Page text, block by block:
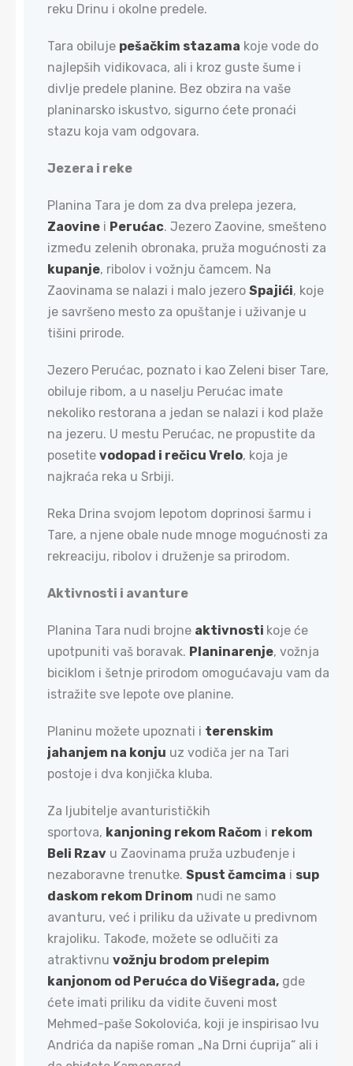
reku Drinu i okolne predele.
Tara obiluje pešačkim stazama koje vode do
najlepših vidikovaca, ali i kroz guste šume i
divlje predele planine. Bez obzira na vaše
planinarsko iskustvo, sigurno ćete pronaći
stazu koja vam odgovara.
Jezera i reke​
Planina Tara je dom za dva prelepa jezera,
Zaovine i Perućac. Jezero Zaovine, smešteno
između zelenih obronaka, pruža mogućnosti za
kupanje, ribolov i vožnju čamcem. Na
Zaovinama se nalazi i malo jezero Spajići, koje
je savršeno mesto za opuštanje i uživanje u
tišini prirode.
Jezero Perućac, poznato i kao Zeleni biser Tare,
obiluje ribom, a u naselju Perućac imate
nekoliko restorana a jedan se nalazi i kod plaže
na jezeru. U mestu Perućac, ne propustite da
posetite vodopad i rečicu Vrelo, koja je
najkraća reka u Srbiji.
Reka Drina svojom lepotom doprinosi šarmu i
Tare, a njene obale nude mnoge mogućnosti za
rekreaciju, ribolov i druženje sa prirodom.
Aktivnosti i avanture​
Planina Tara nudi brojne aktivnosti koje će
upotpuniti vaš boravak. Planinarenje, vožnja
biciklom i šetnje prirodom omogućavaju vam da
istražite sve lepote ove planine.
Planinu možete upoznati i terenskim
jahanjem na konju uz vodiča jer na Tari
postoje i dva konjička kluba.
Za ljubitelje avanturističkih
sportova, kanjoning rekom Račom i rekom
Beli Rzav u Zaovinama pruža uzbuđenje i
nezaboravne trenutke. Spust čamcima i sup
daskom rekom Drinom nudi ne samo
avanturu, već i priliku da uživate u predivnom
krajoliku. Takođe, možete se odlučiti za
atraktivnu vožnju brodom prelepim
kanjonom od Perućca do Višegrada, gde
ćete imati priliku da vidite čuveni most
Mehmed-paše Sokolovića, koji je inspirisao Ivu
Andrića da napiše roman „Na Drni ćuprija“ ali i